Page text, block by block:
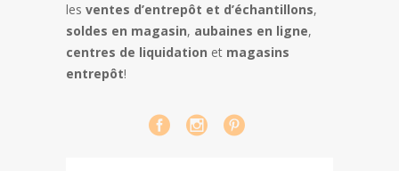
les ventes d’entrepôt et d’échantillons,
soldes en magasin, aubaines en ligne,
centres de liquidation et magasins
entrepôt!